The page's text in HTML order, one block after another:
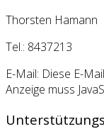
Thorsten Hamann
Tel.: 8437213
E-Mail: Diese E-
Anzeige muss